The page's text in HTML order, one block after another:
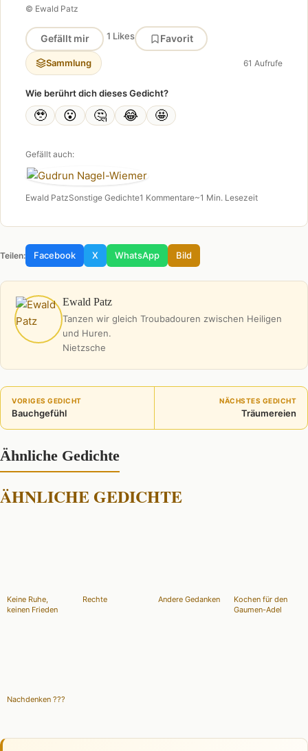
© Ewald Patz
Gefällt mir 1 Likes Favorit
Sammlung 61 Aufrufe
Wie berührt dich dieses Gedicht?
🥹 😮 🤔 😂 🤩
Gefällt auch:
Ewald PatzSonstige Gedichte1 Kommentare~1 Min. Lesezeit
Teilen: Facebook X WhatsApp Bild
Ewald Patz
Tanzen wir gleich Troubadouren zwischen Heiligen
und Huren.
Nietzsche
VORIGES GEDICHT
Bauchgefühl
NÄCHSTES GEDICHT
Träumereien
Ähnliche Gedichte
ÄHNLICHE GEDICHTE
Keine Ruhe,
keinen Frieden
Rechte Andere Gedanken
Kochen für den
Gaumen-Adel
Nachdenken ???